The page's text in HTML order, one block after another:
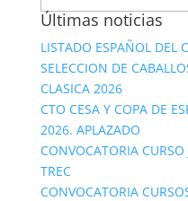
Últimas noticias
LISTADO ESPAÑOL DEL
SELECCION DE
CLASICA 2026
CTO CESA Y COPA DE
2026. APLAZADO
CONVOCATORIA
TREC
CONVOCATORIA